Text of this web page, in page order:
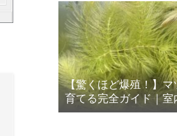
【驚くほど爆殖！】マ
育てる完全ガイド｜室
較、ベアタンクでも